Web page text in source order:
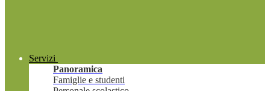
Servizi
Panoramica
Famiglie e studenti